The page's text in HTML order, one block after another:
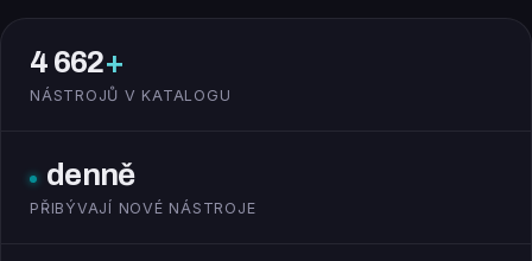
4 662+
NÁSTROJŮ V KATALOGU
denně
PŘIBÝVAJÍ NOVÉ NÁSTROJE